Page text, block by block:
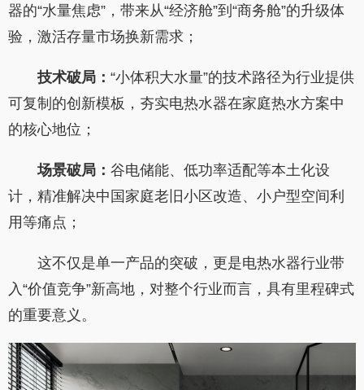
器的“水量焦虑”，带来从“经济舱”到“商务舱”的升级体
验，激活存量市场换新需求；
技术破局： “小体积大水量”的技术路径为行业提供
可复制的创新模板，夯实电热水器在家庭热水方案中
的核心地位；
场景破局： 谷电储能、低功率适配等本土化设
计，精准解决中国家庭老旧小区改造、小户型空间利
用等痛点；
这不仅是单一产品的突破，更是电热水器行业带
入“价值竞争”新高地，对整个行业而言，具有里程碑式
的重要意义。